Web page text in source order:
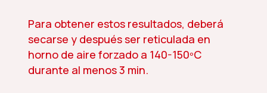
Para obtener estos resultados, deberá
secarse y después ser reticulada en
horno de aire forzado a 140-150ºC
durante al menos 3 min.